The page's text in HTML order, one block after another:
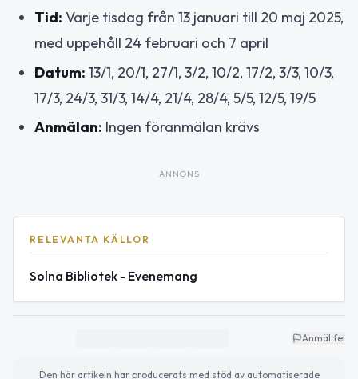
Tid: Varje tisdag från 13 januari till 20 maj 2025,
med uppehåll 24 februari och 7 april
Datum: 13/1, 20/1, 27/1, 3/2, 10/2, 17/2, 3/3, 10/3,
17/3, 24/3, 31/3, 14/4, 21/4, 28/4, 5/5, 12/5, 19/5
Anmälan: Ingen föranmälan krävs
ANNONS
RELEVANTA KÄLLOR
Solna Bibliotek - Evenemang
Anmäl fel
Den här artikeln har producerats med stöd av automatiserade